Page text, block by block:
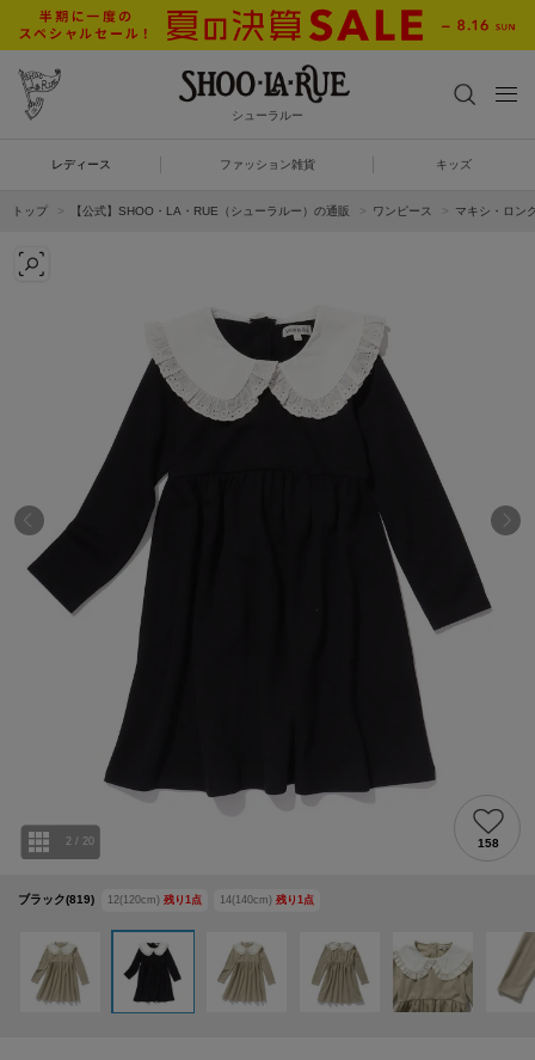
シューラルー
レディース ファッション雑貨 キッズ
トップ 【公式】SHOO・LA・RUE（シューラルー）の通販 ワンピース マキシ・ロン
ブラック(819) 12(120cm) 残り 1 点 14(140cm) 残り 1 点
2 / 20 158